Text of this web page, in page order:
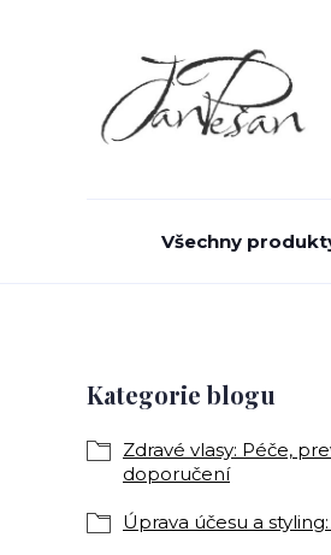
Všechny
Kategorie blogu
Zdravé vlasy: Péče,
doporučení
Úprava účesu a